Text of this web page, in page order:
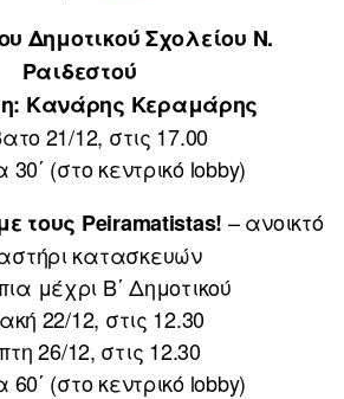
Δημοτικού Σχολείου Ν.
Ραιδεστού
Κανάρης Κεραμάρης
21/12, στις 17.00
30΄ (στο κεντρικό lobby)
τους Peiramatistas! – ανοικτό
κατασκευών
μέχρι Β΄ Δημοτικού
22/12, στις 12.30
26/12, στις 12.30
60΄ (στο κεντρικό lobby)